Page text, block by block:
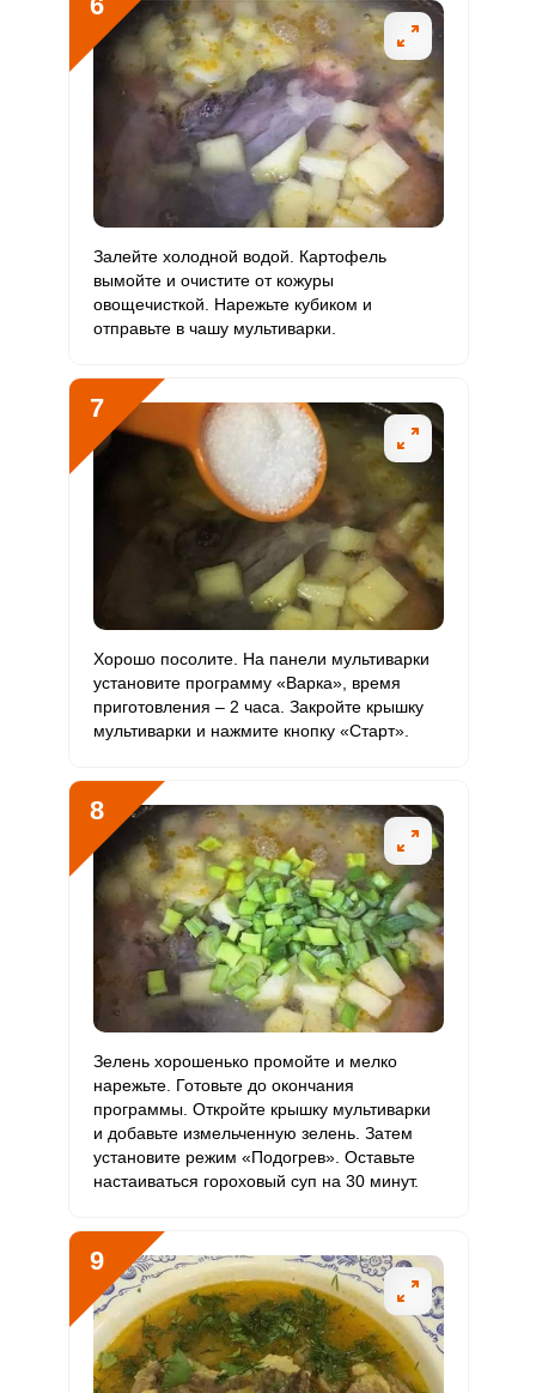
Залейте холодной водой. Картофель
вымойте и очистите от кожуры
овощечисткой. Нарежьте кубиком и
отправьте в чашу мультиварки.
7
Хорошо посолите. На панели мультиварки
установите программу «Варка», время
приготовления – 2 часа. Закройте крышку
мультиварки и нажмите кнопку «Старт».
8
Зелень хорошенько промойте и мелко
нарежьте. Готовьте до окончания
программы. Откройте крышку мультиварки
и добавьте измельченную зелень. Затем
установите режим «Подогрев». Оставьте
настаиваться гороховый суп на 30 минут.
9